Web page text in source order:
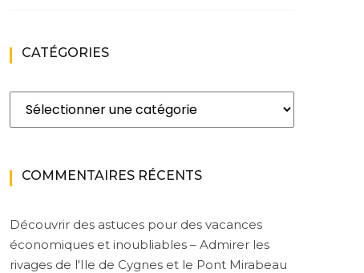
CATÉGORIES
Catégories
COMMENTAIRES RÉCENTS
Découvrir des astuces pour des vacances
économiques et inoubliables – Admirer les
rivages de l'Ile de Cygnes et le Pont Mirabeau